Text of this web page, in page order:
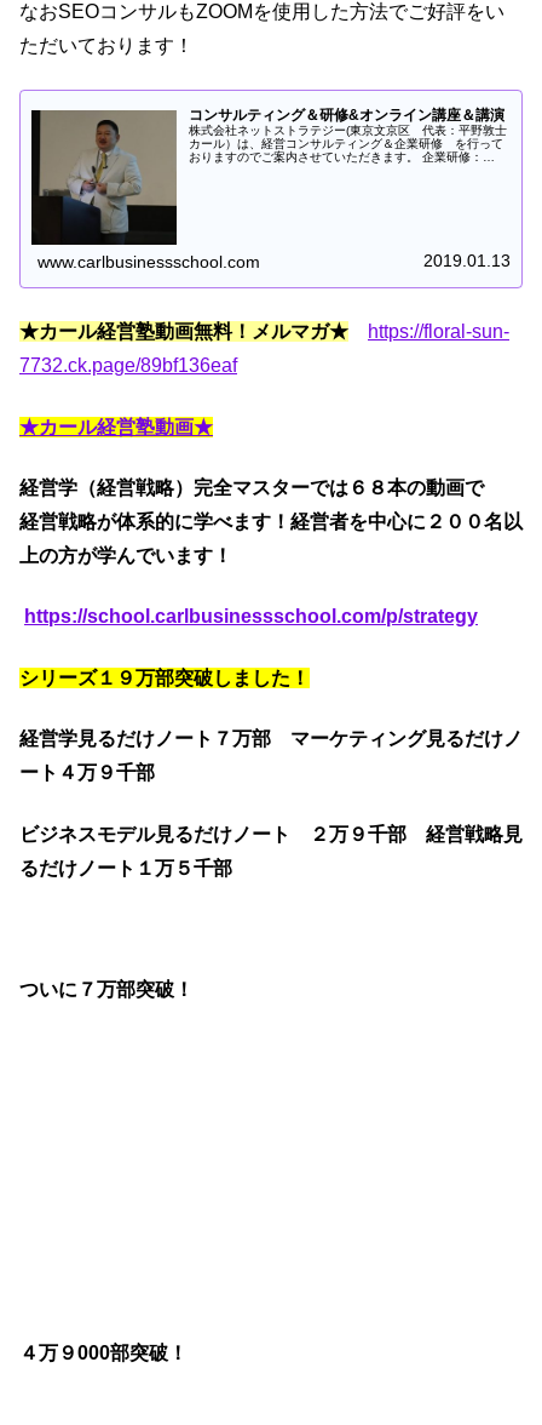
なおSEOコンサルもZOOMを使用した方法でご好評をい
ただいております！
コンサルティング＆研修&オンライン講座＆講演
株式会社ネットストラテジー(東京文京区 代表：平野敦士
カール）は、経営コンサルティング＆企業研修 を行って
おりますのでご案内させていただきます。 企業研修：
す。とくに人気な研修は６０枚のカードを利用した新規事
ラットフォーム戦略(R)構築７Steps研修です。
www.carlbusinessschool.com 2019.01.13
★カール経営塾動画無料！メルマガ★
https://floral-sun-
7732.ck.page/89bf136eaf
★カール経営塾動画★
経営学（経営戦略）完全マスターでは６８本の動画で
経営戦略が体系的に学べます！経営者を中心に２００名以
上の方が学んでいます！
https://school.carlbusinessschool.com/p/strategy
シリーズ１９万部突破しました！
経営学見るだけノート７万部 マーケティング見るだけノ
ート４万９千部
ビジネスモデル見るだけノート ２万９千部 経営戦略見
るだけノート１万５千部
ついに７万部突破！
４万９000部突破！